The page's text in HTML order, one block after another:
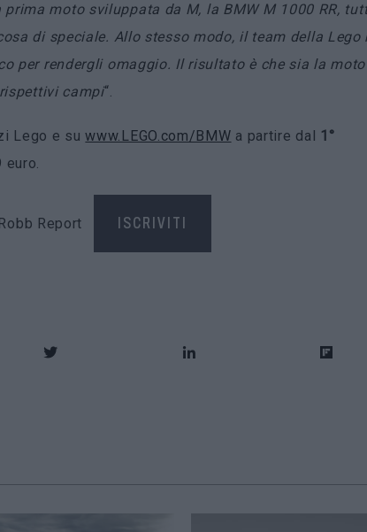
moto sviluppata da M, la BMW M 1000 RR,
di speciale. Allo stesso modo, il team della Lego
per rendergli omaggio. Il risultato è che sia la moto
campi“.
Lego e suwww.LEGO.com/BMW a partire dal
1°
Report ISCRIVITI